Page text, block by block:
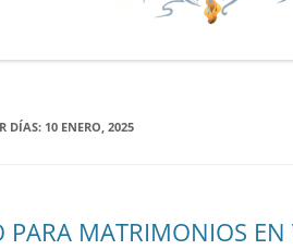
DÍAS: 10 ENERO, 2025
PARA MATRIMONIOS